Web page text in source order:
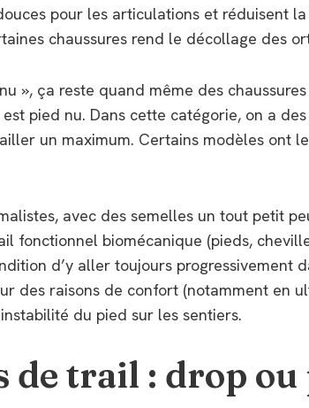
pour les articulations et réduisent
chaussures rend le décollage des
», ça reste quand même des
pied nu. Dans cette catégorie, on a
un maximum. Certains modèles ont
avec des semelles un tout petit
fonctionnel biomécanique (pieds,
d’y aller toujours
des raisons de confort (notamment en
du pied sur les sentiers.
de trail : drop ou